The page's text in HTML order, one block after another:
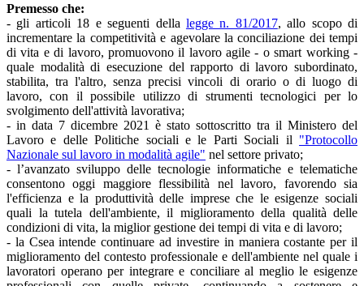
Premesso che:
- gli articoli 18 e seguenti della legge n. 81/2017, allo scopo di
incrementare la competitività e agevolare la conciliazione dei tempi
di vita e di lavoro, promuovono il lavoro agile - o smart working -
quale modalità di esecuzione del rapporto di lavoro subordinato,
stabilita, tra l'altro, senza precisi vincoli di orario o di luogo di
lavoro, con il possibile utilizzo di strumenti tecnologici per lo
svolgimento dell'attività lavorativa;
- in data 7 dicembre 2021 è stato sottoscritto tra il Ministero del
Lavoro e delle Politiche sociali e le Parti Sociali il "Protocollo
Nazionale sul lavoro in modalità agile" nel settore privato;
- l’avanzato sviluppo delle tecnologie informatiche e telematiche
consentono oggi maggiore flessibilità nel lavoro, favorendo sia
l'efficienza e la produttività delle imprese che le esigenze sociali
quali la tutela dell'ambiente, il miglioramento della qualità delle
condizioni di vita, la miglior gestione dei tempi di vita e di lavoro;
- la Csea intende continuare ad investire in maniera costante per il
miglioramento del contesto professionale e dell'ambiente nel quale i
lavoratori operano per integrare e conciliare al meglio le esigenze